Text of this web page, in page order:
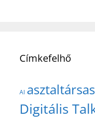
Címkefelhő
AI
Digitális